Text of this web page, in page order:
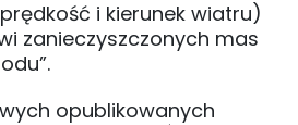
i kierunek wiatru)
zanieczyszczonych mas
opublikowanych